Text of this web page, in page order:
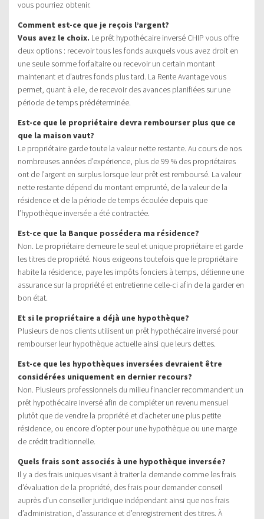
vous pourriez obtenir.
Comment est-ce que je reçois l’argent?
Vous avez le choix. Le prêt hypothécaire inversé CHIP vous offre
deux options : recevoir tous les fonds auxquels vous avez droit en
une seule somme forfaitaire ou recevoir un certain montant
maintenant et d’autres fonds plus tard. La Rente Avantage vous
permet, quant à elle, de recevoir des avances planifiées sur une
période de temps prédéterminée.
Est-ce que le propriétaire devra rembourser plus que ce
que la maison vaut?
Le propriétaire garde toute la valeur nette restante. Au cours de nos
nombreuses années d’expérience, plus de 99 % des propriétaires
ont de l’argent en surplus lorsque leur prêt est remboursé. La valeur
nette restante dépend du montant emprunté, de la valeur de la
résidence et de la période de temps écoulée depuis que
l’hypothèque inversée a été contractée.
Est-ce que la Banque possédera ma résidence?
Non. Le propriétaire demeure le seul et unique propriétaire et garde
les titres de propriété. Nous exigeons toutefois que le propriétaire
habite la résidence, paye les impôts fonciers à temps, détienne une
assurance sur la propriété et entretienne celle-ci afin de la garder en
bon état.
Et si le propriétaire a déjà une hypothèque?
Plusieurs de nos clients utilisent un prêt hypothécaire inversé pour
rembourser leur hypothèque actuelle ainsi que leurs dettes.
Est-ce que les hypothèques inversées devraient être
considérées uniquement en dernier recours?
Non. Plusieurs professionnels du milieu financier recommandent un
prêt hypothécaire inversé afin de compléter un revenu mensuel
plutôt que de vendre la propriété et d’acheter une plus petite
résidence, ou encore d’opter pour une hypothèque ou une marge
de crédit traditionnelle.
Quels frais sont associés à une hypothèque inversée?
Il y a des frais uniques visant à traiter la demande comme les frais
d’évaluation de la propriété, des frais pour demander conseil
auprès d’un conseiller juridique indépendant ainsi que nos frais
d’administration, d’assurance et d’enregistrement des titres. À